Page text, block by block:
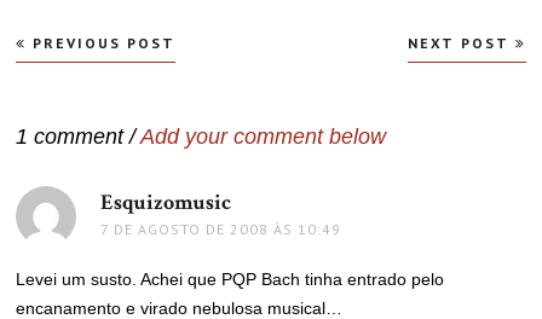
Navegação
de
PREVIOUS POST NEXT POST
1 comment /Add your comment below
Esquizomusic
7 DE AGOSTO DE 2008 ÀS 10:49
Levei um susto. Achei que PQP Bach tinha entrado pelo
encanamento e virado nebulosa musical…